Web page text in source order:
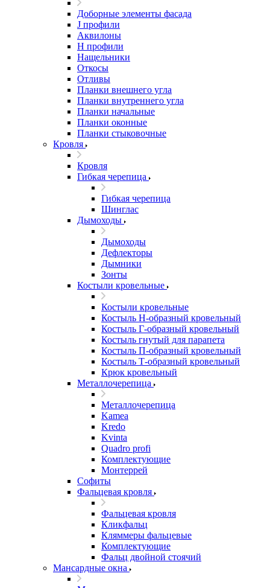
Доборные элементы фасада
J профили
Аквилоны
Н профили
Нащельники
Откосы
Отливы
Планки внешнего угла
Планки внутреннего угла
Планки начальные
Планки оконные
Планки стыковочные
Кровля
Кровля
Гибкая черепица
Гибкая черепица
Шинглас
Дымоходы
Дымоходы
Дефлекторы
Дымники
Зонты
Костыли кровельные
Костыли кровельные
Костыль H-образный кровельный
Костыль Г-образный кровельный
Костыль гнутый для парапета
Костыль П-образный кровельный
Костыль Т-образный кровельный
Крюк кровельный
Металлочерепица
Металлочерепица
Kamea
Kredo
Kvinta
Quadro profi
Комплектующие
Монтеррей
Софиты
Фальцевая кровля
Фальцевая кровля
Кликфальц
Кляммеры фальцевые
Комплектующие
Фальц двойной стоячий
Мансардные окна